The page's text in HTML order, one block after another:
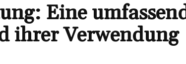
Eine
ihrer Verwendung